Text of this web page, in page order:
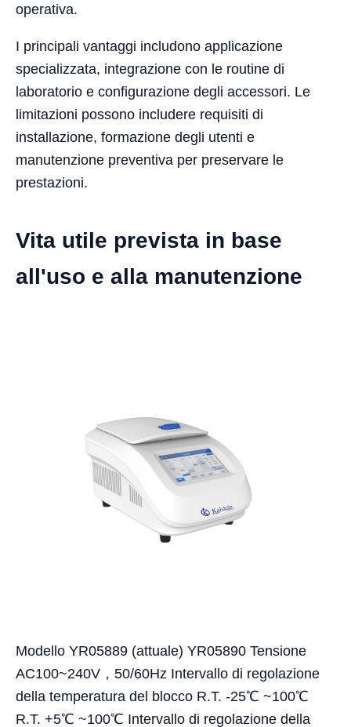
operativa.
I principali vantaggi includono applicazione
specializzata, integrazione con le routine di
laboratorio e configurazione degli accessori. Le
limitazioni possono includere requisiti di
installazione, formazione degli utenti e
manutenzione preventiva per preservare le
prestazioni.
Vita utile prevista in base
all'uso e alla manutenzione
Modello YR05889 (attuale) YR05890 Tensione
AC100~240V，50/60Hz Intervallo di regolazione
della temperatura del blocco R.T. -25℃ ~100℃
R.T. +5℃ ~100℃ Intervallo di regolazione della